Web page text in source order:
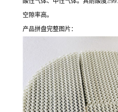
空隙率高。
产品拼盘完整图片：